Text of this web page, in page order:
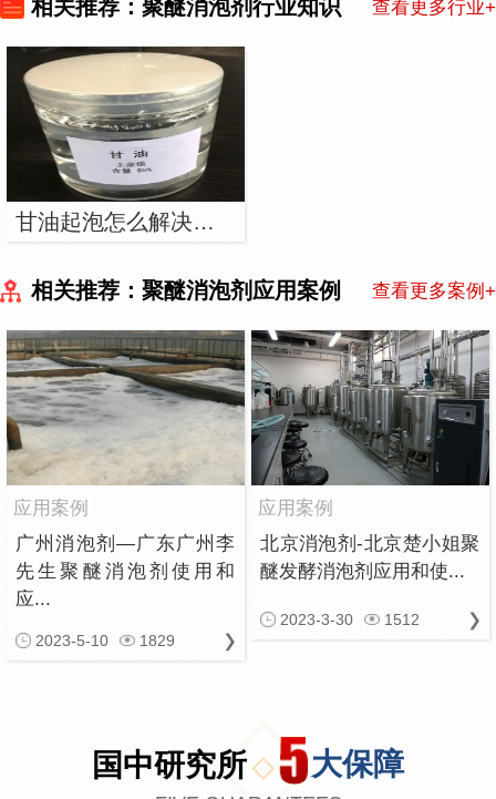
相关推荐：聚醚消泡剂行业知识 查看更多行业+
甘油起泡怎么解决？用聚醚消泡剂
相关推荐：聚醚消泡剂应用案例 查看更多案例+
应用案例
广州消泡剂—广东广州李
先生聚醚消泡剂使用和
应...
2023-5-10 1829
应用案例
北京消泡剂-北京楚小姐聚
醚发酵消泡剂应用和使...
2023-3-30 1512
国中研究所 大保障